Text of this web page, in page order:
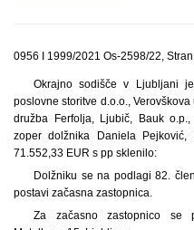
0956 I 1999/2021 Os-2598/22,
Okrajno sodišče v Ljubljani
poslovne storitve d.o.o.,
družba Ferfolja, Ljubič, Bauk
zoper dolžnika Daniela
71.552,33 EUR s pp sklenilo:
Dolžniku se na podlagi 82.
postavi začasna zastopnica.
Za začasno zastopnico se